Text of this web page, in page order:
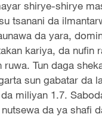
shirye-shirye
tsanani da
da yara,
kariya, da nufin
ruwa. Tun daga
sun gabatar da
miliyan 1.7.
da ya shafi